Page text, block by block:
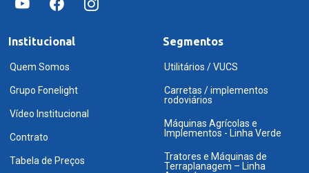
Institucional
Quem Somos
Grupo Fonelight
Vídeo Institucional
Contrato
Tabela de Preços
Segmentos
Utilitários / VUCS
Carretas / implementos
rodoviários
Máquinas Agrícolas e
Implementos - Linha Verde
Tratores e Máquinas de
Terraplanagem – Linha